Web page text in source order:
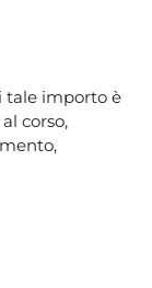
tale importo è
corso,